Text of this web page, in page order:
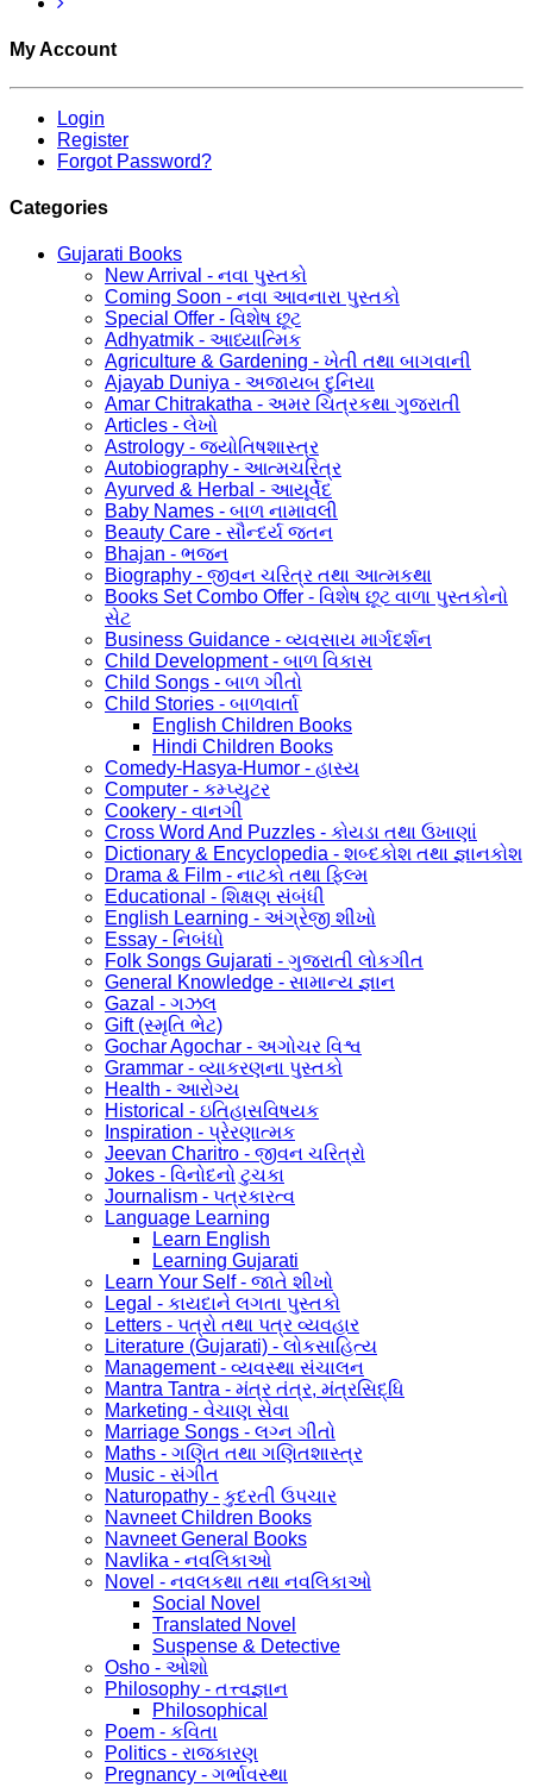
My Account
Login
Register
Forgot Password?
Categories
Gujarati Books
New Arrival - નવા પુસ્તકો
Coming Soon - નવા આવનારા પુસ્તકો
Special Offer - વિશેષ છૂટ
Adhyatmik - આધ્યાત્મિક
Agriculture & Gardening - ખેતી તથા બાગવાની
Ajayab Duniya - અજાયબ દુનિયા
Amar Chitrakatha - અમર ચિત્રકથા ગુજરાતી
Articles - લેખો
Astrology - જ્યોતિષશાસ્ત્ર
Autobiography - આત્મચરિત્ર
Ayurved & Herbal - આયૂર્વેદ
Baby Names - બાળ નામાવલી
Beauty Care - સૌન્દર્ય જતન
Bhajan - ભજન
Biography - જીવન ચરિત્ર તથા આત્મકથા
Books Set Combo Offer - વિશેષ છૂટ વાળા પુસ્તકોનો
સેટ
Business Guidance - વ્યવસાય માર્ગદર્શન
Child Development - બાળ વિકાસ
Child Songs - બાળ ગીતો
Child Stories - બાળવાર્તા
English Children Books
Hindi Children Books
Comedy-Hasya-Humor - હાસ્ય
Computer - કમ્પ્યુટર
Cookery - વાનગી
Cross Word And Puzzles - કોયડા તથા ઉખાણાં
Dictionary & Encyclopedia - શબ્દકોશ તથા જ્ઞાનકોશ
Drama & Film - નાટકો તથા ફિલ્મ
Educational - શિક્ષણ સંબંધી
English Learning - અંગ્રેજી શીખો
Essay - નિબંધો
Folk Songs Gujarati - ગુજરાતી લોકગીત
General Knowledge - સામાન્ય જ્ઞાન
Gazal - ગઝલ
Gift (સ્મૃતિ ભેટ)
Gochar Agochar - અગોચર વિશ્વ
Grammar - વ્યાકરણના પુસ્તકો
Health - આરોગ્ય
Historical - ઇતિહાસવિષયક
Inspiration - પ્રેરણાત્મક
Jeevan Charitro - જીવન ચરિત્રો
Jokes - વિનોદનો ટુચકા
Journalism - પત્રકારત્વ
Language Learning
Learn English
Learning Gujarati
Learn Your Self - જાતે શીખો
Legal - કાયદાને લગતા પુસ્તકો
Letters - પત્રો તથા પત્ર વ્યવહાર
Literature (Gujarati) - લોકસાહિત્ય
Management - વ્યવસ્થા સંચાલન
Mantra Tantra - મંત્ર તંત્ર, મંત્રસિદ્ધિ
Marketing - વેચાણ સેવા
Marriage Songs - લગ્ન ગીતો
Maths - ગણિત તથા ગણિતશાસ્ત્ર
Music - સંગીત
Naturopathy - કુદરતી ઉપચાર
Navneet Children Books
Navneet General Books
Navlika - નવલિકાઓ
Novel - નવલકથા તથા નવલિકાઓ
Social Novel
Translated Novel
Suspense & Detective
Osho - ઓશો
Philosophy - તત્ત્વજ્ઞાન
Philosophical
Poem - કવિતા
Politics - રાજકારણ
Pregnancy - ગર્ભાવસ્થા